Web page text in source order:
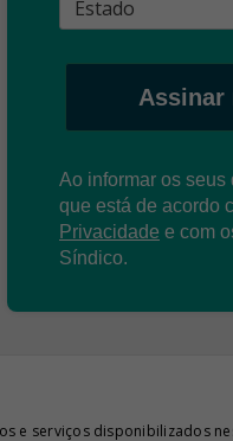
Assinar
Ao informar os seus
que está de acordo
Privacidade e com
Síndico.
e serviços disponibilizados